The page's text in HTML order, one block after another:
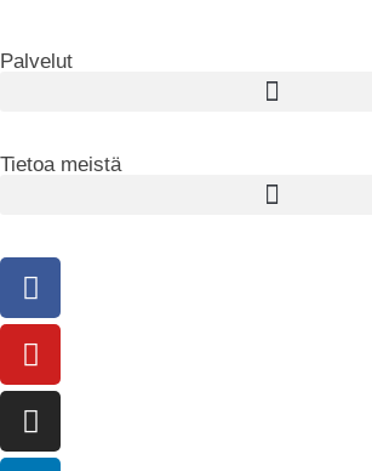
Palvelut
Tietoa meistä